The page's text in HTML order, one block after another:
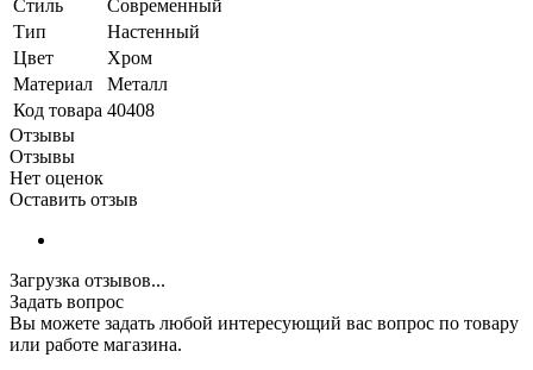
Стиль
Современный
Тип
Настенный
Цвет
Хром
Материал
Металл
Код товара 40408
Отзывы
Отзывы
Нет оценок
Оставить отзыв
Загрузка отзывов...
Задать вопрос
Вы можете задать любой интересующий вас вопрос по товару
или работе магазина.